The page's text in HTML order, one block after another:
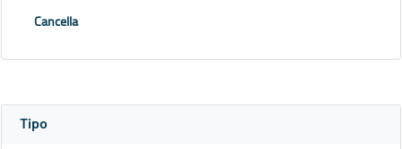
Cancella
Tipo